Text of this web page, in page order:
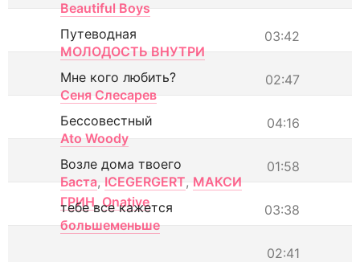
Beautiful Boys
03:42
Путеводная
МОЛОДОСТЬ ВНУТРИ
02:47
Мне кого любить?
Сеня Слесарев
04:16
Бессовестный
Ato Woody
01:58
Возле дома твоего
Баста, ICEGERGERT, МАКСИ
ГРИН, Onative 03:38
тебе все кажется
большеменьше
02:41